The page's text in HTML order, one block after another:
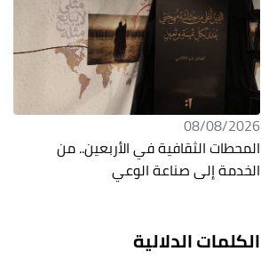
08/08/2026
المحطات الثقافية في الأربعين.. من
الخدمة إلى صناعة الوعي
الكلمات الدلالية